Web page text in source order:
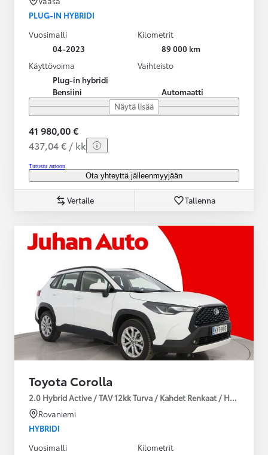
PLUG-IN HYBRIDI
Vuosimalli
04-2023
Kilometrit
89 000 km
Käyttövoima
Plug-in hybridi
Bensiini
Vaihteisto
Automaatti
Näytä lisää
41 980,00 €
437,04 € / kk
Tutustu autoon
Ota yhteyttä jälleenmyyjään
Vertaile Tallenna
Toyota Corolla
2.0 Hybrid Active / TAV 12kk Turva / Kahdet Renkaat /
Rovaniemi
HYBRIDI
Vuosimalli
Kilometrit